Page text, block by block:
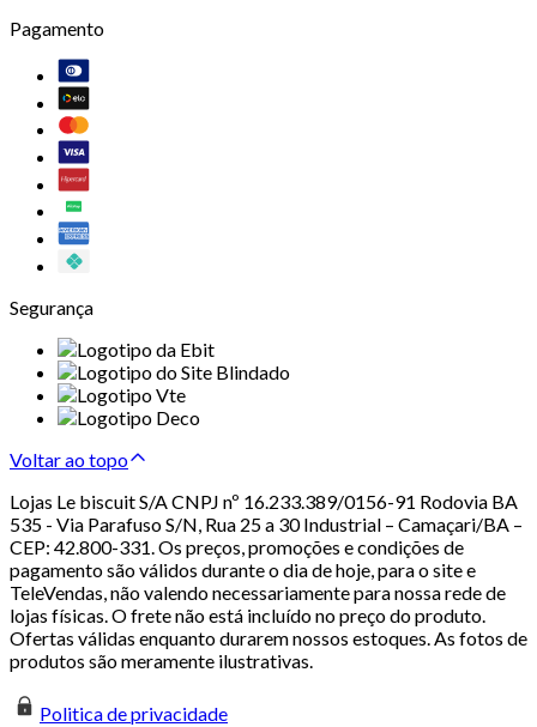
Pagamento
Segurança
Voltar ao topo
Lojas Le biscuit S/A CNPJ nº 16.233.389/0156-91 Rodovia BA
535 - Via Parafuso S/N, Rua 25 a 30 Industrial – Camaçari/BA –
CEP: 42.800-331. Os preços, promoções e condições de
pagamento são válidos durante o dia de hoje, para o site e
TeleVendas, não valendo necessariamente para nossa rede de
lojas físicas. O frete não está incluído no preço do produto.
Ofertas válidas enquanto durarem nossos estoques. As fotos de
produtos são meramente ilustrativas.
Politica de privacidade